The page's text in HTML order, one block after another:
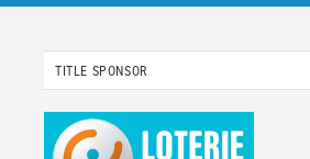
TITLE SPONSOR